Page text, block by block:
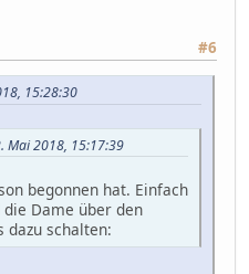
#6
15:28:30
Mai 2018, 15:17:39
begonnen hat. Einfach
Dame über den
dazu schalten: